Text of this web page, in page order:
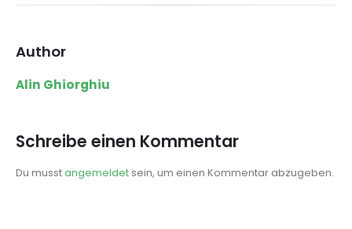
Author
Alin Ghiorghiu
Schreibe einen Kommentar
Du musstangemeldet sein, um einen Kommentar abzugeben.